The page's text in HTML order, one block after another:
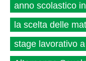
anno scolastico
la scelta delle
stage lavorativo